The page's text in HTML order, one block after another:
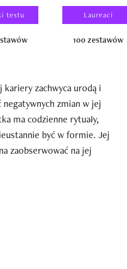
testu Laureaci
100 zestawów
zachwyca urodą i
zmian w jej
ma codzienne rytuały,
być w formie. Jej
zaobserwować na jej